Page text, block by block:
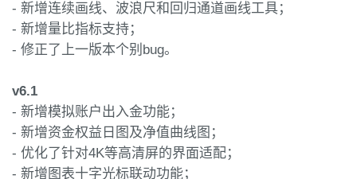
- 新增连续画线、波浪尺和回归通道画线工具；
- 新增量比指标支持；
- 修正了上一版本个别bug。
v6.1
- 新增模拟账户出入金功能；
- 新增资金权益日图及净值曲线图；
- 优化了针对4K等高清屏的界面适配；
- 新增图表十字光标联动功能；